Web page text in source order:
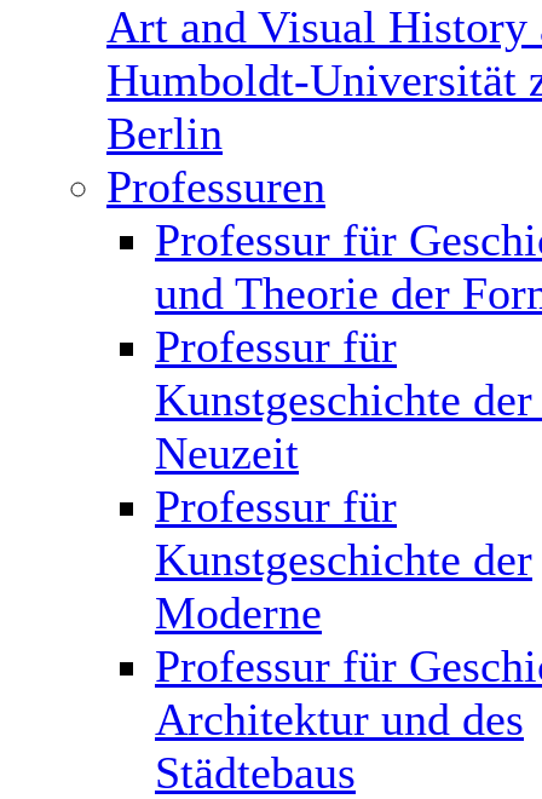
Art and Visual History
Humboldt-Universität
Berlin
Professuren
Professur für
und Theorie der
Professur für
Kunstgeschichte
Neuzeit
Professur für
Kunstgeschichte der
Moderne
Professur für
Architektur und des
Städtebaus